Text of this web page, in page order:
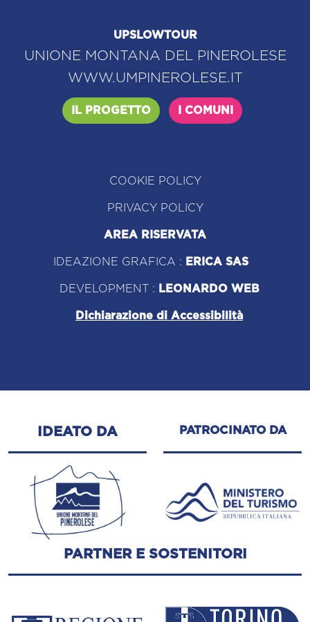
UPSLOWTOUR
UNIONE MONTANA DEL PINEROLESE
WWW.UMPINEROLESE.IT
IL PROGETTO I COMUNI
COOKIE POLICY
PRIVACY POLICY
AREA RISERVATA
IDEAZIONE GRAFICA : ERICA SAS
DEVELOPMENT : LEONARDO WEB
Dichiarazione di Accessibilità
IDEATO DA PATROCINATO DA
PARTNER E SOSTENITORI